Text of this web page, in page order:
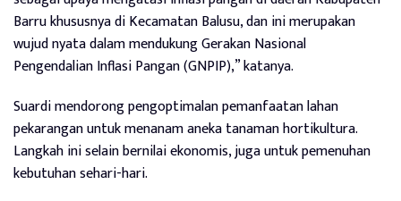
Barru khususnya di Kecamatan Balusu, dan ini merupakan
wujud nyata dalam mendukung Gerakan Nasional
Pengendalian Inflasi Pangan (GNPIP),” katanya.
Suardi mendorong pengoptimalan pemanfaatan lahan
pekarangan untuk menanam aneka tanaman hortikultura.
Langkah ini selain bernilai ekonomis, juga untuk pemenuhan
kebutuhan sehari-hari.